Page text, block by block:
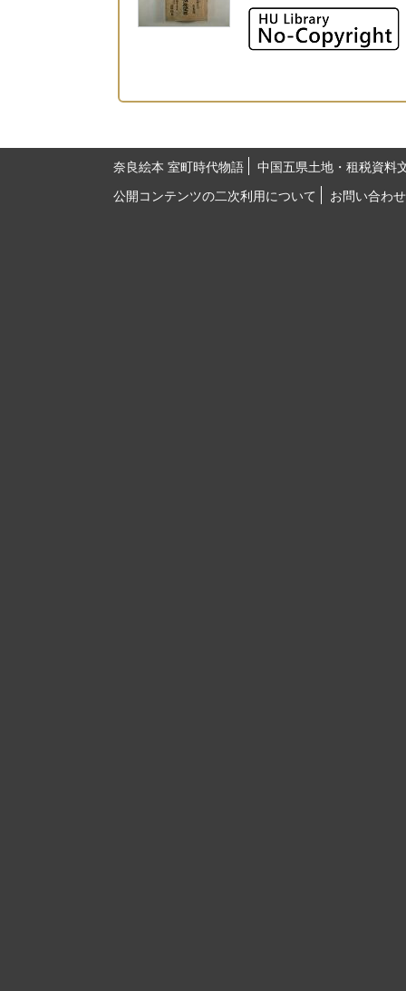
奈良絵本 室町時代物語
中国五県土地・租税資料
公開コンテンツの二次利用について
お問い合わせ